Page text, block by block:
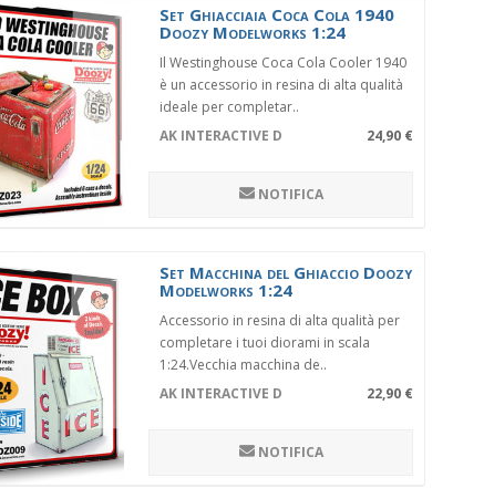
Set Ghiacciaia Coca Cola 1940
Doozy Modelworks 1:24
Il Westinghouse Coca Cola Cooler 1940
è un accessorio in resina di alta qualità
ideale per completar..
AK INTERACTIVE DZ023
24,90 €
NOTIFICA
Set Macchina del Ghiaccio Doozy
Modelworks 1:24
Accessorio in resina di alta qualità per
completare i tuoi diorami in scala
1:24.Vecchia macchina de..
AK INTERACTIVE DZ009
22,90 €
NOTIFICA